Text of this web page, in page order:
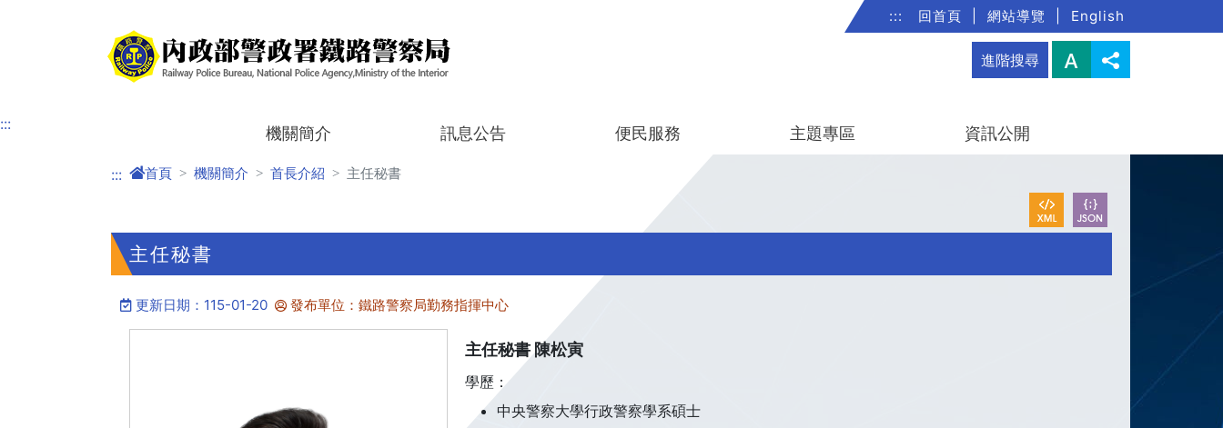
::: 回首頁 網站導覽 English
進階搜尋
::: 機關簡介 訊息公告 便民服務 主題專區 資訊公開
::: 首頁 機關簡介 首長介紹 主任秘書
主任秘書
更新日期：115-01-20 發布單位：鐵路警察局勤務指揮中心
主任秘書 陳松寅
學歷：
中央警察大學行政警察學系碩士